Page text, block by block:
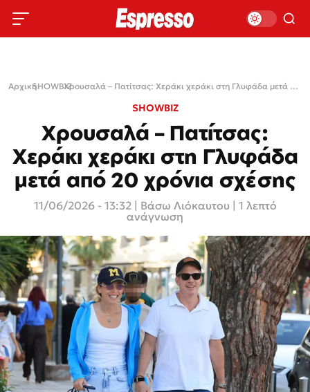
Αρχική›
SHOWBIZ› Χρουσαλά – Πατίτσας: Χεράκι χεράκι στη Γλυφάδα μετά από 20 χρόνια σχέσης
SHOWBIZ
Χρουσαλά – Πατίτσας:
Χεράκι χεράκι στη Γλυφάδα
μετά από 20 χρόνια σχέσης
11/06/2026 - 13:32 Βάσω Λιόκαυτου
| 1 λεπτό
ανάγνωση